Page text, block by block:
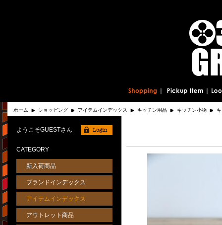
ホーム ショッピング アイテムインデックス キッチン用品 キッチン小物
ようこそGUESTさん
CATEGORY
新入荷商品
ブランドインデックス
アイテムインデックス
アウトレット商品